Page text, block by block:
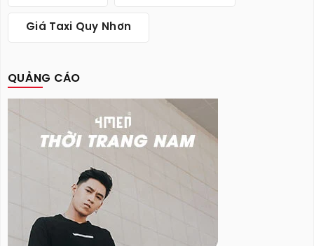
Giá Taxi Quy Nhơn
QUẢNG CÁO